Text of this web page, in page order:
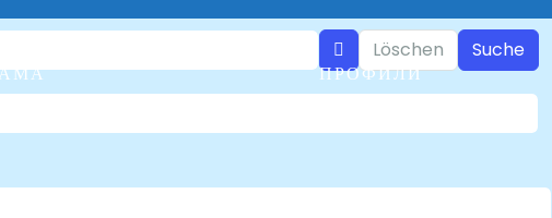
ПРОФИЛИ
Löschen Suche